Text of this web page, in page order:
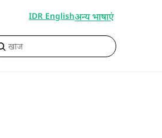
IDR Englishअन्य भाषाएं